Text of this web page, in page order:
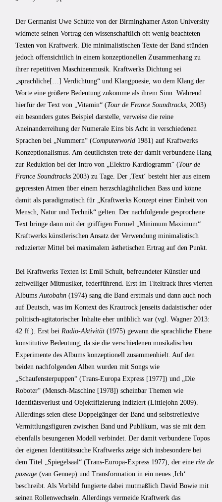
Der Germanist Uwe Schütte von der Birminghamer Aston University
widmete seinen Vortrag den wissenschaftlich oft wenig beachteten
Texten von Kraftwerk. Die minimalistischen Texte der Band stünden
jedoch offensichtlich in einem konzeptionellen Zusammenhang zu
ihrer repetitiven Maschinenmusik. Kraftwerks Dichtung sei
„sprachliche[…] Verdichtung“ und Klangpoesie, wo dem Klang der
Worte eine größere Bedeutung zukomme als ihrem Sinn. Während
hierfür der Text von „Vitamin“ (Tour de France Soundtracks , 2003)
ein besonders gutes Beispiel darstelle, verweise die reine
Aneinanderreihung der Numerale Eins bis Acht in verschiedenen
Sprachen bei „Nummern“ (Computerworld 1981) auf Kraftwerks
Konzeptionalismus. Am deutlichsten trete der damit verbundene Hang
zur Reduktion bei der Intro von „Elektro Kardiogramm“ (Tour de
France Soundtracks 2003) zu Tage. Der ,Textʻ besteht hier aus einem
gepressten Atmen über einem herzschlagähnlichen Bass und könne
damit als paradigmatisch für „Kraftwerks Konzept einer Einheit von
Mensch, Natur und Technik“ gelten. Der nachfolgende gesprochene
Text bringe dann mit der griffigen Formel „Minimum Maximum“
Kraftwerks künstlerischen Ansatz der Verwendung minimalistisch
reduzierter Mittel bei maximalem ästhetischen Ertrag auf den Punkt.
Bei Kraftwerks Texten ist Emil Schult, befreundeter Künstler und
zeitweiliger Mitmusiker, federführend. Erst im Titeltrack ihres vierten
Albums Autobahn (1974) sang die Band erstmals und dann auch noch
auf Deutsch, was im Kontext des Krautrock jenseits dadaistischer oder
politisch-agitatorischer Inhalte eher unüblich war (vgl. Wagner 2013:
42 ff.). Erst bei Radio-Aktivität (1975) gewann die sprachliche Ebene
konstitutive Bedeutung, da sie die verschiedenen musikalischen
Experimente des Albums konzeptionell zusammenhielt. Auf den
beiden nachfolgenden Alben wurden mit Songs wie
„Schaufensterpuppen“ (Trans-Europa Express [1977]) und „Die
Roboter“ (Mensch-Maschine [1978]) scheinbar Themen wie
Identitätsverlust und Objektifizierung indiziert (Littlejohn 2009).
Allerdings seien diese Doppelgänger der Band und selbstreflexive
Vermittlungsfiguren zwischen Band und Publikum, was sie mit dem
ebenfalls besungenen Modell verbindet. Der damit verbundene Topos
der eigenen Identitätssuche Kraftwerks zeige sich insbesondere bei
dem Titel „Spiegelsaal“ (Trans-Europa-Express 1977), der eine rite de
passage (van Gennep) und Transformation in ein neues ,Ichʻ
beschreibt. Als Vorbild fungierte dabei mutmaßlich David Bowie mit
seinen Rollenwechseln. Allerdings vermeide Kraftwerk das